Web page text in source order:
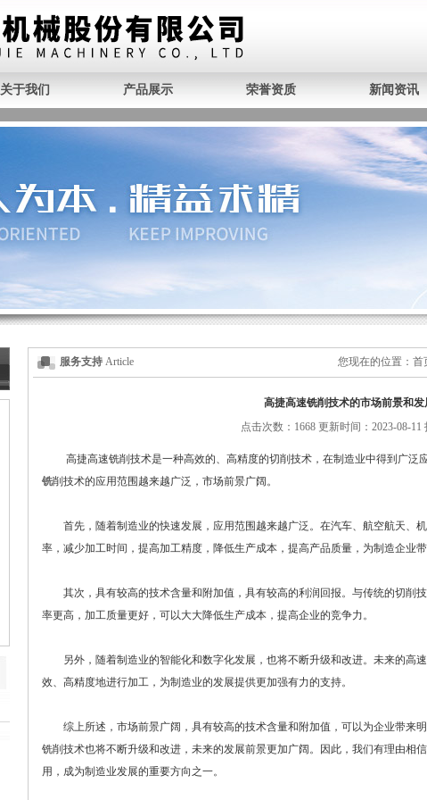
关于我们 产品展示 荣誉资质 新闻资讯
服务支持 Article 您现在的位置： 首
高捷高速铣削技术的市场前景和
点击次数：1668 更新时间：2023-08-11
高捷高速铣削技术是一种高效的、高精度的切削技术，在制造业中得到广泛
铣削技术的应用范围越来越广泛，市场前景广阔。
首先，随着制造业的快速发展，应用范围越来越广泛。在汽车、航空航天、
率，减少加工时间，提高加工精度，降低生产成本，提高产品质量，为制造企业带
其次，具有较高的技术含量和附加值，具有较高的利润回报。与传统的切削
率更高，加工质量更好，可以大大降低生产成本，提高企业的竞争力。
另外，随着制造业的智能化和数字化发展，也将不断升级和改进。未来的高
效、高精度地进行加工，为制造业的发展提供更加强有力的支持。
综上所述，市场前景广阔，具有较高的技术含量和附加值，可以为企业带来
铣削技术也将不断升级和改进，未来的发展前景更加广阔。因此，我们有理由相
用，成为制造业发展的重要方向之一。